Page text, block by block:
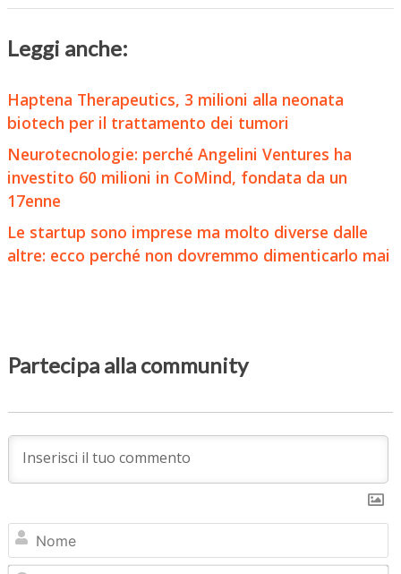
Leggi anche:
Haptena Therapeutics, 3 milioni alla neonata
biotech per il trattamento dei tumori
Neurotecnologie: perché Angelini Ventures ha
investito 60 milioni in CoMind, fondata da un
17enne
Le startup sono imprese ma molto diverse dalle
altre: ecco perché non dovremmo dimenticarlo mai
Partecipa alla community